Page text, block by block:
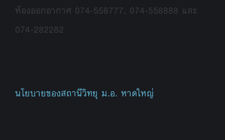
ห้องออกอากาศ 074-558777, 074-558888 และ
074-282282
นโยบายของสถานีวิทยุ ม.อ. หาดใหญ่